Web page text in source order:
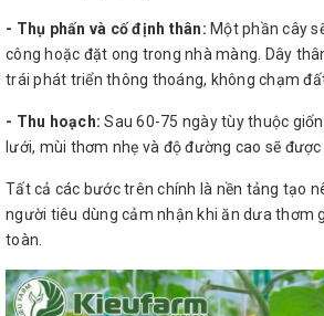
- Thụ phấn và cố định thân: Một phần cây
công hoặc đặt ong trong nhà màng. Dây
trái phát triển thông thoáng, không chạm
- Thu hoạch:Sau 60-75 ngày tùy thuộc
lưới, mùi thơm nhẹ và độ đường cao sẽ được
Tất cả các bước trên chính là nền tảng tạo
người tiêu dùng cảm nhận khi ăn dưa thơm
toàn.